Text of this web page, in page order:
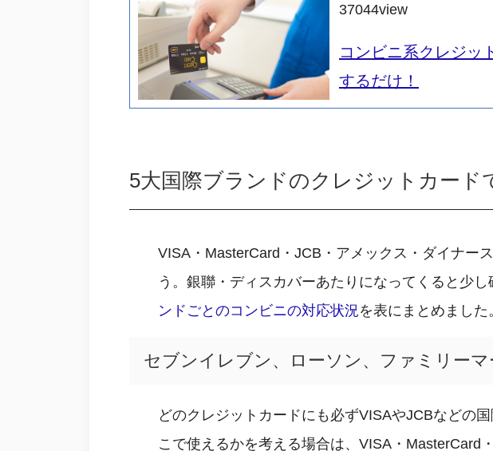
37044view
コンビニ系クレジッ
するだけ！
5大国際ブランドのクレジットカー
VISA・MasterCard・JCB・アメックス・ダイナー
う。銀聯・ディスカバーあたりになってくると少
ンドごとのコンビニの対応状況を表にまとめました
セブンイレブン、ローソン、ファミリー
どのクレジットカードにも必ずVISAやJCBなどの
こで使えるかを考える場合は、VISA・MasterCard